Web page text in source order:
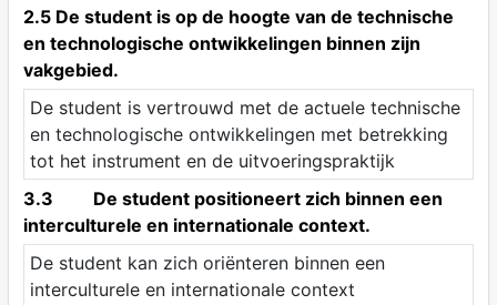
2.5 De student is op de hoogte van de technische
en technologische ontwikkelingen binnen zijn
vakgebied.
De student is vertrouwd met de actuele technische
en technologische ontwikkelingen met betrekking
tot het instrument en de uitvoeringspraktijk
3.3 De student positioneert zich binnen een
interculturele en internationale context.
De student kan zich oriënteren binnen een
interculturele en internationale context